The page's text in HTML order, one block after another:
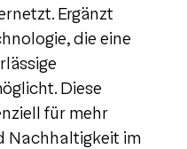
Ergänzt
die eine
Diese
für mehr
Nachhaltigkeit im